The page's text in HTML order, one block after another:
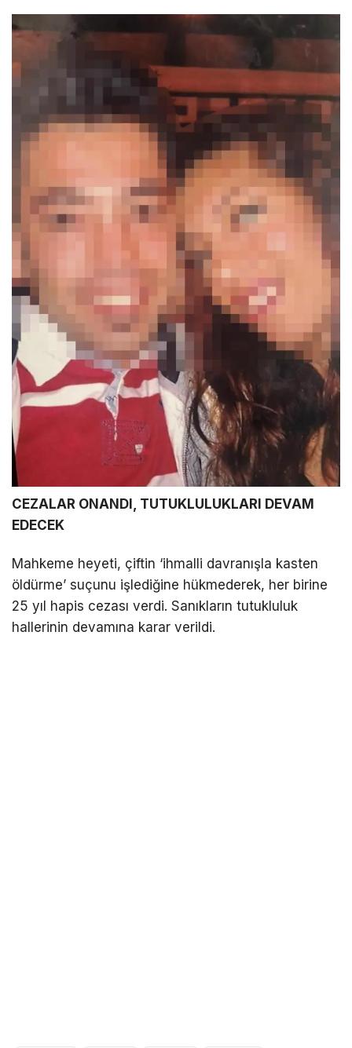
CEZALAR ONANDI, TUTUKLULUKLARI DEVAM
EDECEK
Mahkeme heyeti, çiftin ‘ihmalli davranışla kasten
öldürme’ suçunu işlediğine hükmederek, her birine
25 yıl hapis cezası verdi. Sanıkların tutukluluk
hallerinin devamına karar verildi.